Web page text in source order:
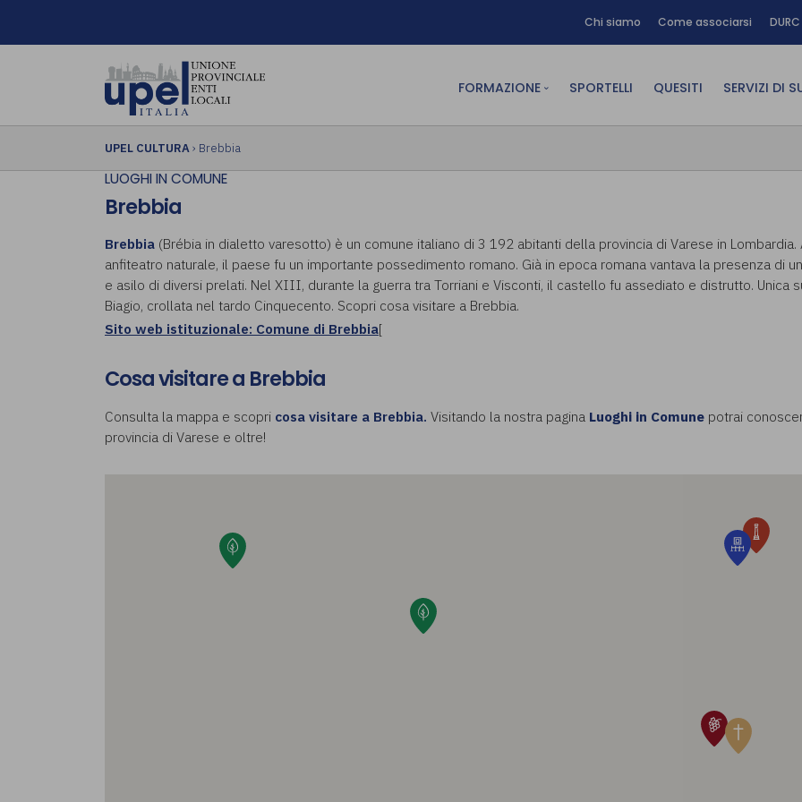
Chi siamo Come associarsi
FORMAZIONE
FAD asincrona (e-learning)
Formazione in aula
Formazione in house
Piano formativo gratuito
SPORTELLI QUESITI SERVIZI DI
Area
Area
Affitto
UPEL CULTURA› Brebbia
LUOGHI IN COMUNE
Brebbia
Brebbia (Brébia in dialetto varesotto) è un comune italiano di 3 192 abitanti della provincia di Varese in Lombardia.
anfiteatro naturale, il paese fu un importante possedimento romano. Già in epoca romana vantava la presenza di
e asilo di diversi prelati. Nel XIII, durante la guerra tra Torriani e Visconti, il castello fu assediato e distrutto. Unica
Biagio, crollata nel tardo Cinquecento. Scopri cosa visitare a Brebbia.
Sito web istituzionale: Comune di Brebbia[
Cosa visitare a Brebbia
Consulta la mappa e scopri cosa visitare a Brebbia. Visitando la nostra pagina Luoghi in Comune potrai
provincia di Varese e oltre!